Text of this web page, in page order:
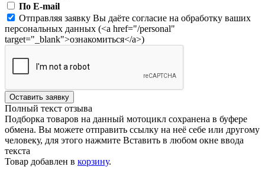
По E-mail
Отправляя заявку Вы даёте согласие на обработку ваших
персональных данных (<a href="/personal"
target="_blank">ознакомиться</a>)
Оставить заявку
Полный текст отзыва
Подборка товаров на данный мотоцикл сохранена в буфере
обмена. Вы можете отправить ссылку на неё себе или другому
человеку, для этого нажмите Вставить в любом окне ввода
текста
Товар добавлен в корзину.